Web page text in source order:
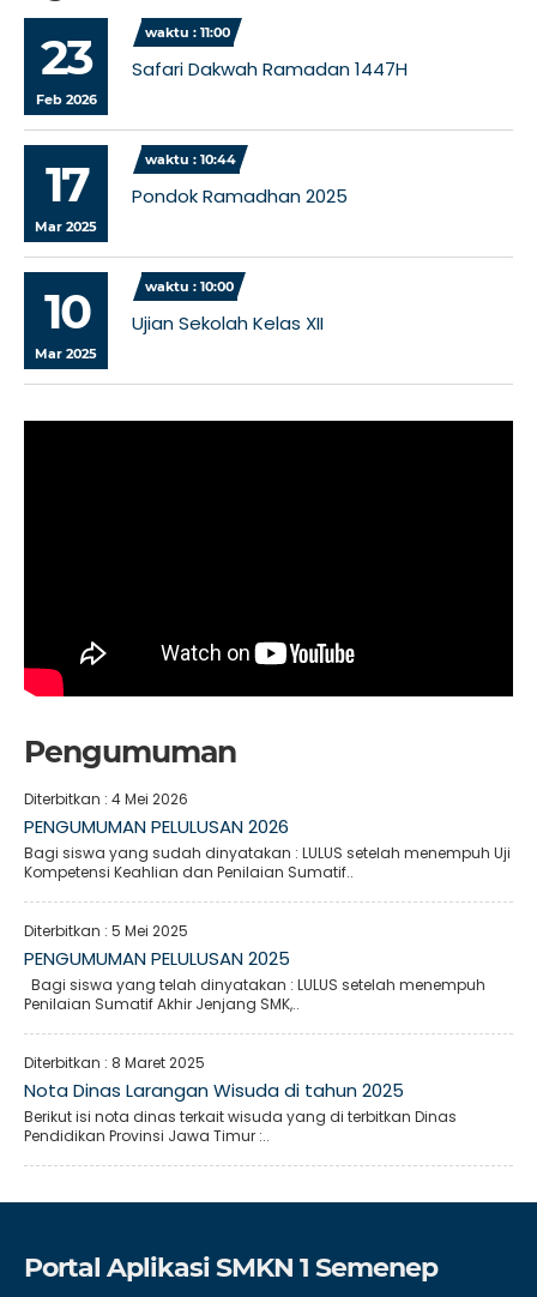
23
Feb 2026
waktu : 11:00
Safari Dakwah Ramadan 1447H
17
Mar 2025
waktu : 10:44
Pondok Ramadhan 2025
10
Mar 2025
waktu : 10:00
Ujian Sekolah Kelas XII
Pengumuman
Diterbitkan : 4 Mei 2026
PENGUMUMAN PELULUSAN 2026
Bagi siswa yang sudah dinyatakan : LULUS setelah menempuh Uji
Kompetensi Keahlian dan Penilaian Sumatif..
Diterbitkan : 5 Mei 2025
PENGUMUMAN PELULUSAN 2025
Bagi siswa yang telah dinyatakan : LULUS setelah menempuh
Penilaian Sumatif Akhir Jenjang SMK,..
Diterbitkan : 8 Maret 2025
Nota Dinas Larangan Wisuda di tahun 2025
Berikut isi nota dinas terkait wisuda yang di terbitkan Dinas
Pendidikan Provinsi Jawa Timur :..
Portal Aplikasi SMKN 1 Semenep